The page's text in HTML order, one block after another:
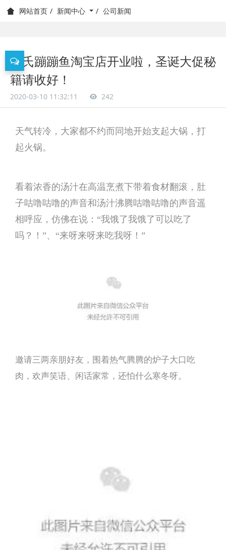
网站首页 新闻中心 公司新闻
何氏蹦蹦鱼淘宝店开业啦，圣诞大促秘
籍请收好！
2020-03-10 11:32:11 242
天气转冷，大家都不约而同地开始支起大锅，打
起火锅。
看着浓香的汤汁在高温烹煮下带着食材翻滚，肚
子咕噜咕噜的声音和汤汁沸腾咕噜咕噜的声音遥
相呼应，仿佛在说：“我饿了我饿了可以吃了
吗？！”、“来呀来呀来吃我呀！”
邀请三两亲朋好友，围着热气腾腾的炉子大口吃
肉，欢声笑语、闲话家常，还怕什么寒冬呀。